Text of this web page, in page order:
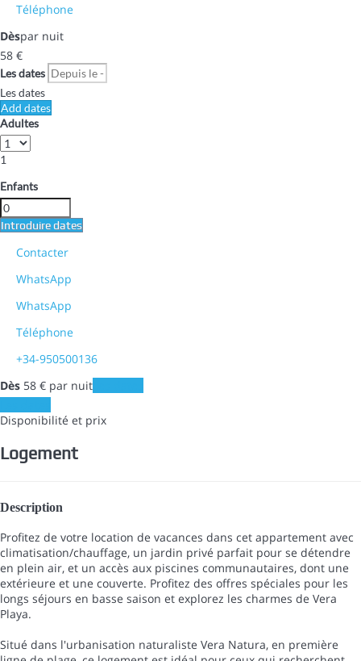
Téléphone
Dèspar nuit
58 €
Les dates
Les dates
Add dates
Adultes
1
Enfants
Introduire dates
Contacter
WhatsApp
WhatsApp
Téléphone
+34-950500136
Dès 58 € par nuit
Disponibilité et prix
Logement
Description
Profitez de votre location de vacances dans cet appartement avec
climatisation/chauffage, un jardin privé parfait pour se détendre
en plein air, et un accès aux piscines communautaires, dont une
extérieure et une couverte. Profitez des offres spéciales pour les
longs séjours en basse saison et explorez les charmes de Vera
Playa.
Situé dans l'urbanisation naturaliste Vera Natura, en première